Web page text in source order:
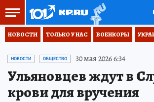
НОВОСТИ ТОЛЬКО У НАС ВОЕНКОРЫ
НОВОСТИ ОБЩЕСТВО 30 мая 2026 6:34
Ульяновцев ждут в
крови для вручения